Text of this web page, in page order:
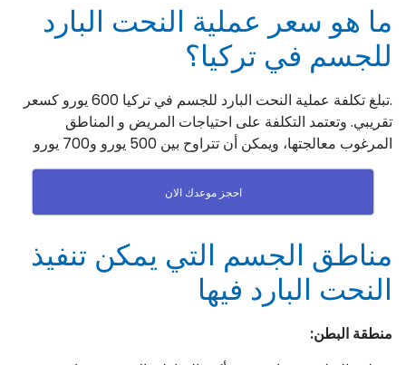
ما هو سعر عملية النحت البارد
للجسم في تركيا؟
.تبلغ تكلفة عملية النحت البارد للجسم في تركيا 600 يورو كسعر
تقريبي. وتعتمد التكلفة على احتياجات المريض و المناطق
المرغوب معالجتها، ويمكن أن تتراوح بين 500 يورو و700 يورو
احجز موعدك الان
مناطق الجسم التي يمكن تنفيذ
النحت البارد فيها
منطقة البطن: